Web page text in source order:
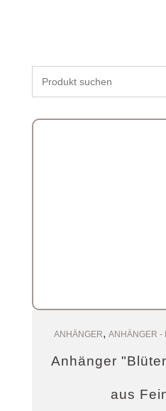
Zum
ANHÄNGER, ANHÄNGER -
Anhänger
aus